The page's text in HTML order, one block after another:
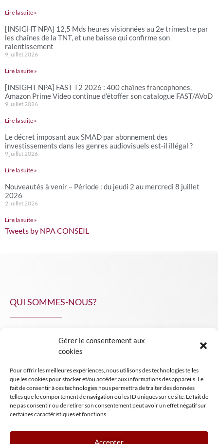
Gérer le consentement aux
cookies
Pour offrir les meilleures expériences, nous utilisons des technologies telles
que les cookies pour stocker et/ou accéder aux informations des appareils. Le
fait de consentir à ces technologies nous permettra de traiter des données
telles que le comportement de navigation ou les ID uniques sur ce site. Le fait de
ne pas consentir ou de retirer son consentement peut avoir un effet négatif sur
certaines caractéristiques et fonctions.
Accepter
Lire la suite »
[INSIGHT NPA] 12,5 Mds heures visionnées au 2e trimestre par
les chaînes de la TNT, et une baisse qui confirme son
ralentissement
9 juillet 2026
Lire la suite »
[INSIGHT NPA] FAST T2 2026 : 400 chaînes francophones,
Amazon Prime Video continue d’étoffer son catalogue FAST/AVoD
9 juillet 2026
Lire la suite »
Le décret imposant aux SMAD par abonnement des
investissements dans les genres audiovisuels est-il illégal ?
9 juillet 2026
Lire la suite »
Nouveautés à venir – Période : du jeudi 2 au mercredi 8 juillet
2026
2 juillet 2026
Lire la suite »
Tweets by NPA CONSEIL
QUI SOMMES-NOUS?
INSIGHT NPA